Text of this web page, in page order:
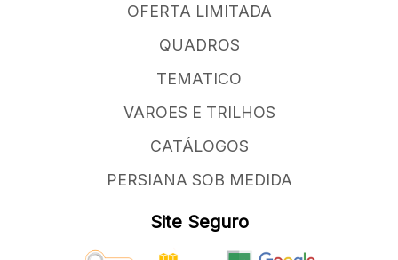
OFERTA LIMITADA
QUADROS
TEMATICO
VAROES E TRILHOS
CATÁLOGOS
PERSIANA SOB MEDIDA
Site Seguro